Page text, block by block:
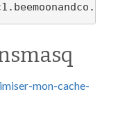
mon-cache-